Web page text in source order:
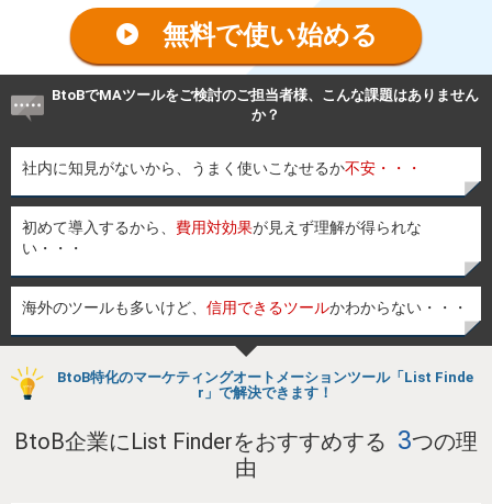
play_circle 無料で使い始める
BtoBでMAツールをご検討のご担当者様、こんな課題はありません
か？
社内に知見がないから、うまく使いこなせるか不安・・・
初めて導入するから、 費用対効果が見えず理解が得られな
い・・・
海外のツールも多いけど、 信用できるツールかわからない・・・
BtoB特化のマーケティングオートメーションツール「List Finde
r」で解決できます！
BtoB企業にList Finderをおすすめする 3つの理
由